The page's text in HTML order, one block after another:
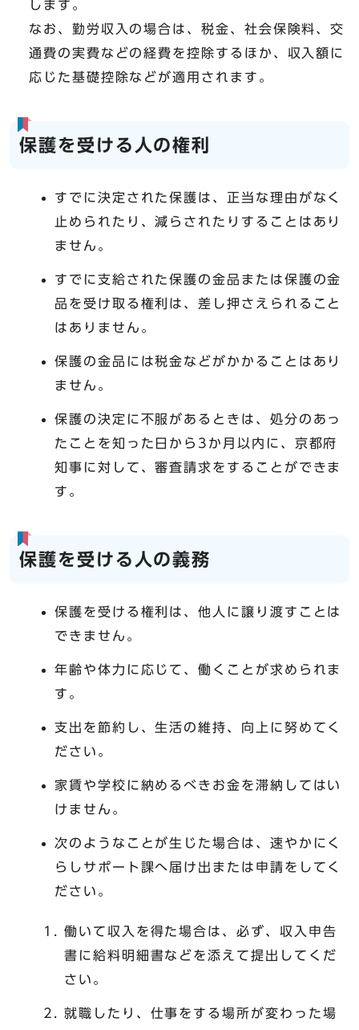
します。
なお、勤労収入の場合は、税金、社会保険料、交
通費の実費などの経費を控除するほか、収入額に
応じた基礎控除などが適用されます。
保護を受ける人の権利
すでに決定された保護は、正当な理由がなく
止められたり、減らされたりすることはあり
ません。
すでに支給された保護の金品または保護の金
品を受け取る権利は、差し押さえられること
はありません。
保護の金品には税金などがかかることはあり
ません。
保護の決定に不服があるときは、処分のあっ
たことを知った日から3か月以内に、京都府
知事に対して、審査請求をすることができま
す。
保護を受ける人の義務
保護を受ける権利は、他人に譲り渡すことは
できません。
年齢や体力に応じて、働くことが求められま
す。
支出を節約し、生活の維持、向上に努めてく
ださい。
家賃や学校に納めるべきお金を滞納してはい
けません。
次のようなことが生じた場合は、速やかにく
らしサポート課へ届け出または申請をしてく
ださい。
働いて収入を得た場合は、必ず、収入申告
書に給料明細書などを添えて提出してくだ
さい。
就職したり、仕事をする場所が変わった場